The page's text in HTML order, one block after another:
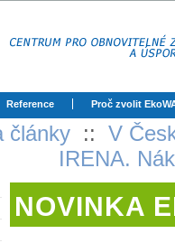
Reference Proč zvolit
články :: V
IRENA.
NOVINKA